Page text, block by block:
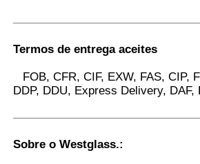
Termos de entrega aceites
FOB, CFR, CIF, EXW, FAS, CIP,
DDP, DDU, Express Delivery, DAF,
Sobre o Westglass.: